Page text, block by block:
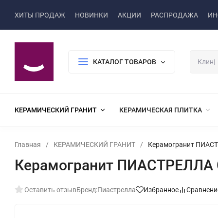
ХИТЫ ПРОДАЖ НОВИНКИ АКЦИИ РАСПРОДАЖА
КАТАЛОГ ТОВАРОВ
КЕРАМИЧЕСКИЙ ГРАНИТ КЕРАМИЧЕСКАЯ ПЛИТКА
Главная / КЕРАМИЧЕСКИЙ ГРАНИТ / Керамогранит
Керамогранит ПИАСТРЕЛЛА
Оставить отзывБренд:Пиастрелла Избранное